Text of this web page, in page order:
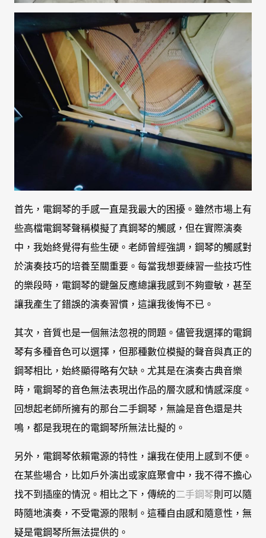
首先，電鋼琴的手感一直是我最大的困擾。雖然市場上有
些高檔電鋼琴聲稱模擬了真鋼琴的觸感，但在實際演奏
中，我始終覺得有些生硬。老師曾經強調，鋼琴的觸感對
於演奏技巧的培養至關重要。每當我想要練習一些技巧性
的樂段時，電鋼琴的鍵盤反應總讓我感到不夠靈敏，甚至
讓我產生了錯誤的演奏習慣，這讓我後悔不已。
其次，音質也是一個無法忽視的問題。儘管我選擇的電鋼
琴有多種音色可以選擇，但那種數位模擬的聲音與真正的
鋼琴相比，始終顯得略有欠缺。尤其是在演奏古典音樂
時，電鋼琴的音色無法表現出作品的層次感和情感深度。
回想起老師所擁有的那台二手鋼琴，無論是音色還是共
鳴，都是我現在的電鋼琴所無法比擬的。
另外，電鋼琴依賴電源的特性，讓我在使用上感到不便。
在某些場合，比如戶外演出或家庭聚會中，我不得不擔心
找不到插座的情況。相比之下，傳統的二手鋼琴則可以隨
時隨地演奏，不受電源的限制。這種自由感和隨意性，無
疑是電鋼琴所無法提供的。